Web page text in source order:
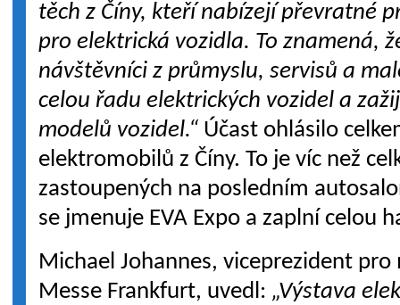
těch z Číny, kteří nabízejí převratné
pro elektrická vozidla. To znamená,
návštěvníci z průmyslu, servisů a
celou řadu elektrických vozidel a
modelů vozidel.“ Účast ohlásilo
elektromobilů z Číny. To je víc než
zastoupených na posledním
se jmenuje EVA Expo a zaplní celou
Michael Johannes, viceprezident
Messe Frankfurt, uvedl: „Výstava